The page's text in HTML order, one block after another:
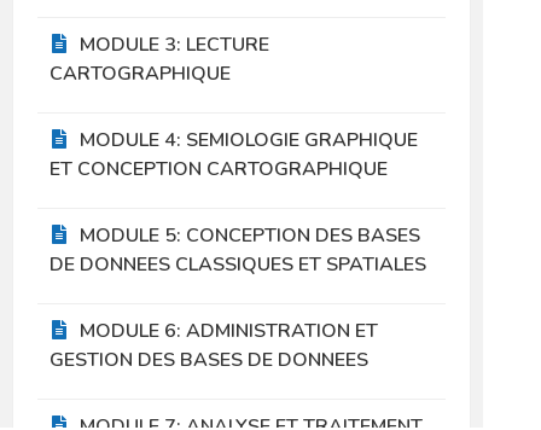
MODULE 3: LECTURE
CARTOGRAPHIQUE
MODULE 4: SEMIOLOGIE GRAPHIQUE
ET CONCEPTION CARTOGRAPHIQUE
MODULE 5: CONCEPTION DES BASES
DE DONNEES CLASSIQUES ET SPATIALES
MODULE 6: ADMINISTRATION ET
GESTION DES BASES DE DONNEES